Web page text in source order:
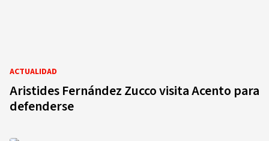
ACTUALIDAD
Aristides Fernández Zucco visita Acento para
defenderse